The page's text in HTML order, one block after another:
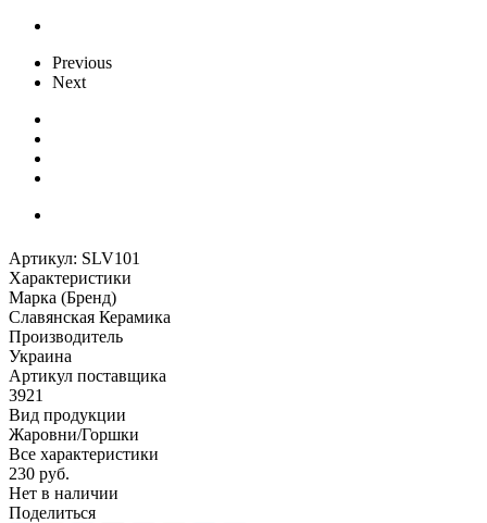
Previous
Next
Артикул: SLV101
Характеристики
Марка (Бренд)
Славянская Керамика
Производитель
Украина
Артикул поставщика
3921
Вид продукции
Жаровни/Горшки
Все характеристики
230 руб.
Нет в наличии
Поделиться